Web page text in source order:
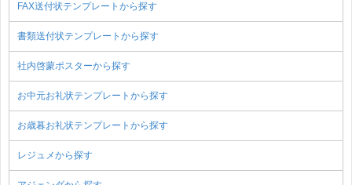
FAX送付状テンプレートから探す
書類送付状テンプレートから探す
社内啓蒙ポスターから探す
お中元お礼状テンプレートから探す
お歳暮お礼状テンプレートから探す
レジュメから探す